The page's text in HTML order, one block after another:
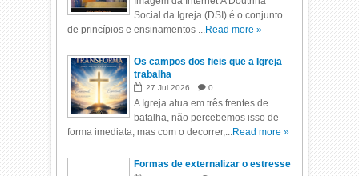
Social da Igreja (DSI) é o conjunto
de princípios e ensinamentos ...Read more »
Os campos dos fieis que a Igreja
trabalha
27 Jul 2026 0
A Igreja atua em três frentes de
batalha, não percebemos isso de
forma imediata, mas com o decorrer,...Read more »
Formas de externalizar o estresse